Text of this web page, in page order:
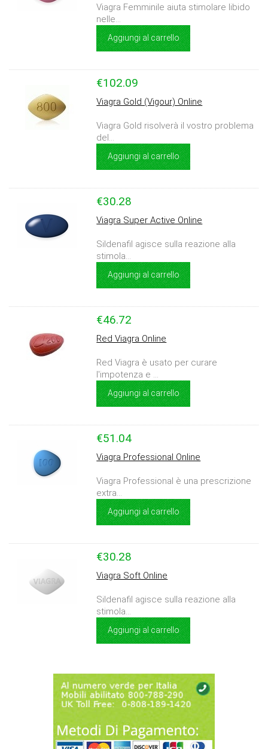
Viagra Femminile aiuta stimolare libido
nelle...
Aggiungi al carrello
€102.09
Viagra Gold (Vigour) Online
Viagra Gold risolverà il vostro problema
del...
Aggiungi al carrello
€30.28
Viagra Super Active Online
Sildenafil agisce sulla reazione alla
stimola...
Aggiungi al carrello
€46.72
Red Viagra Online
Red Viagra è usato per curare
l'impotenza e ...
Aggiungi al carrello
€51.04
Viagra Professional Online
Viagra Professional è una prescrizione
extra...
Aggiungi al carrello
€30.28
Viagra Soft Online
Sildenafil agisce sulla reazione alla
stimola...
Aggiungi al carrello